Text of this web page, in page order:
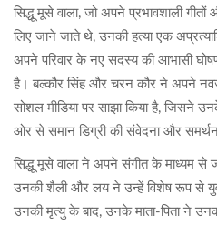
सिद्धू मूसे वाला, जो अपने प्रभावशाली
लिए जाने जाते थे, उनकी हत्या एक
अपने परिवार के नए सदस्य की आभासी
है। बल्कौर सिंह और चरन कौर ने अपने
सोशल मीडिया पर साझा किया है, जिसने
ओर से समान डिग्री की संवेदना और समर्थन
सिद्धू मूसे वाला ने अपने संगीत के
उनकी शैली और लय ने उन्हें विशेष रूप से
उनकी मृत्यु के बाद, उनके माता-पिता ने